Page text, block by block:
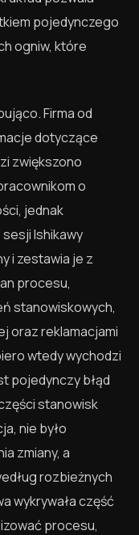
pojedynczego
ogniw, które
Firma od
dotyczące
zwiększono
o
jednak
Ishikawy
i zestawia je z
procesu,
stanowiskowych,
oraz reklamacjami
wtedy wychodzi
pojedynczy błąd
stanowisk
nie było
zmiany, a
rozbieżnych
wykrywała część
procesu,